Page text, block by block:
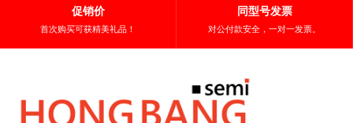
促销价
首次购买可获精美礼品！
同型号发票
对公付款安全，一对一发票。